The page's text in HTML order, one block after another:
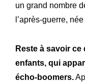
un grand nombre
l’après-guerre,
Reste à savoir
enfants, qui
écho-boomers.